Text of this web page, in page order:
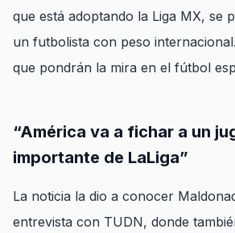
que está adoptando la Liga MX, se
un futbolista con peso
que pondrán la mira en el fútbol
“América va a fichar a un
importante de LaLiga”
La noticia la dio a conocer
entrevista con TUDN, donde